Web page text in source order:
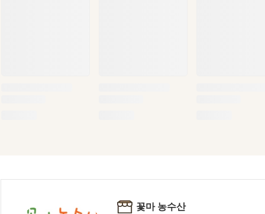
꽃마 농수산